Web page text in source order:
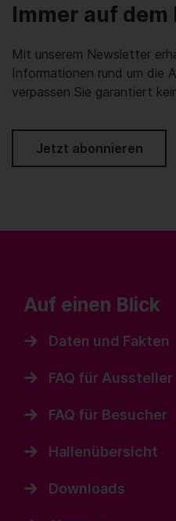
Immer auf dem
Mit unserem Newsletter
Informationen rund um die
verpassen Sie garantiert
Jetzt abonnieren
Auf einen Blick
Daten und Fakten
FAQ für Aussteller
FAQ für Besucher
Hallenübersicht
Downloads